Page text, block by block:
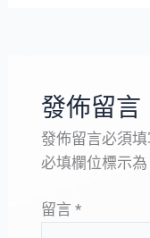
發佈留言
發佈留言必須
必填欄位標示為
留言 *